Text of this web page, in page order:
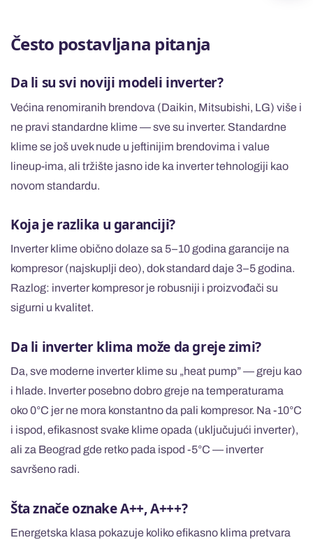
Često postavljana pitanja
Da li su svi noviji modeli inverter?
Većina renomiranih brendova (Daikin, Mitsubishi, LG) više i
ne pravi standardne klime — sve su inverter. Standardne
klime se još uvek nude u jeftinijim brendovima i value
lineup-ima, ali tržište jasno ide ka inverter tehnologiji kao
novom standardu.
Koja je razlika u garanciji?
Inverter klime obično dolaze sa 5–10 godina garancije na
kompresor (najskuplji deo), dok standard daje 3–5 godina.
Razlog: inverter kompresor je robusniji i proizvođači su
sigurni u kvalitet.
Da li inverter klima može da greje zimi?
Da, sve moderne inverter klime su „heat pump” — greju kao
i hlade. Inverter posebno dobro greje na temperaturama
oko 0°C jer ne mora konstantno da pali kompresor. Na -10°C
i ispod, efikasnost svake klime opada (uključujući inverter),
ali za Beograd gde retko pada ispod -5°C — inverter
savršeno radi.
Šta znače oznake A++, A+++?
Energetska klasa pokazuje koliko efikasno klima pretvara